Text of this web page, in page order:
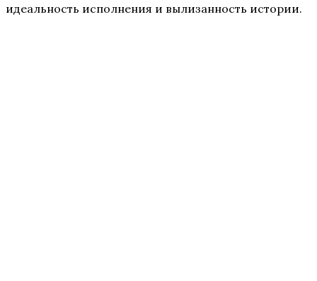
идеальность исполнения и вылизанность истории.